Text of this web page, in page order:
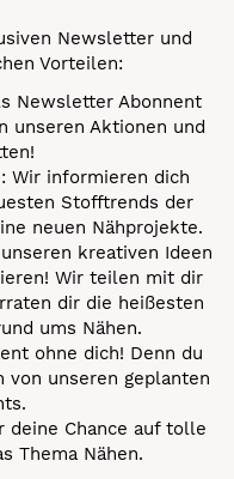
Newsletter und
Vorteilen:
Newsletter Abonnent
unseren Aktionen und
Wir informieren dich
Stofftrends der
neuen Nähprojekte.
kreativen Ideen
Wir teilen mit dir
dir die heißesten
ums Nähen.
ohne dich! Denn du
von unseren geplanten
deine Chance auf tolle
Thema Nähen.